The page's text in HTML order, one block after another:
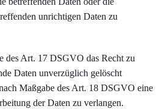
unrichtigen Daten zu
des Art. 17 DSGVO das Recht zu
Daten unverzüglich gelöscht
Maßgabe des Art. 18 DSGVO eine
der Daten zu verlangen.